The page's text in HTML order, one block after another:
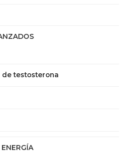
de testosterona